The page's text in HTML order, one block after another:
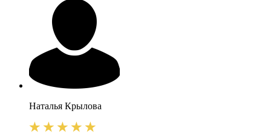
Наталья Крылова